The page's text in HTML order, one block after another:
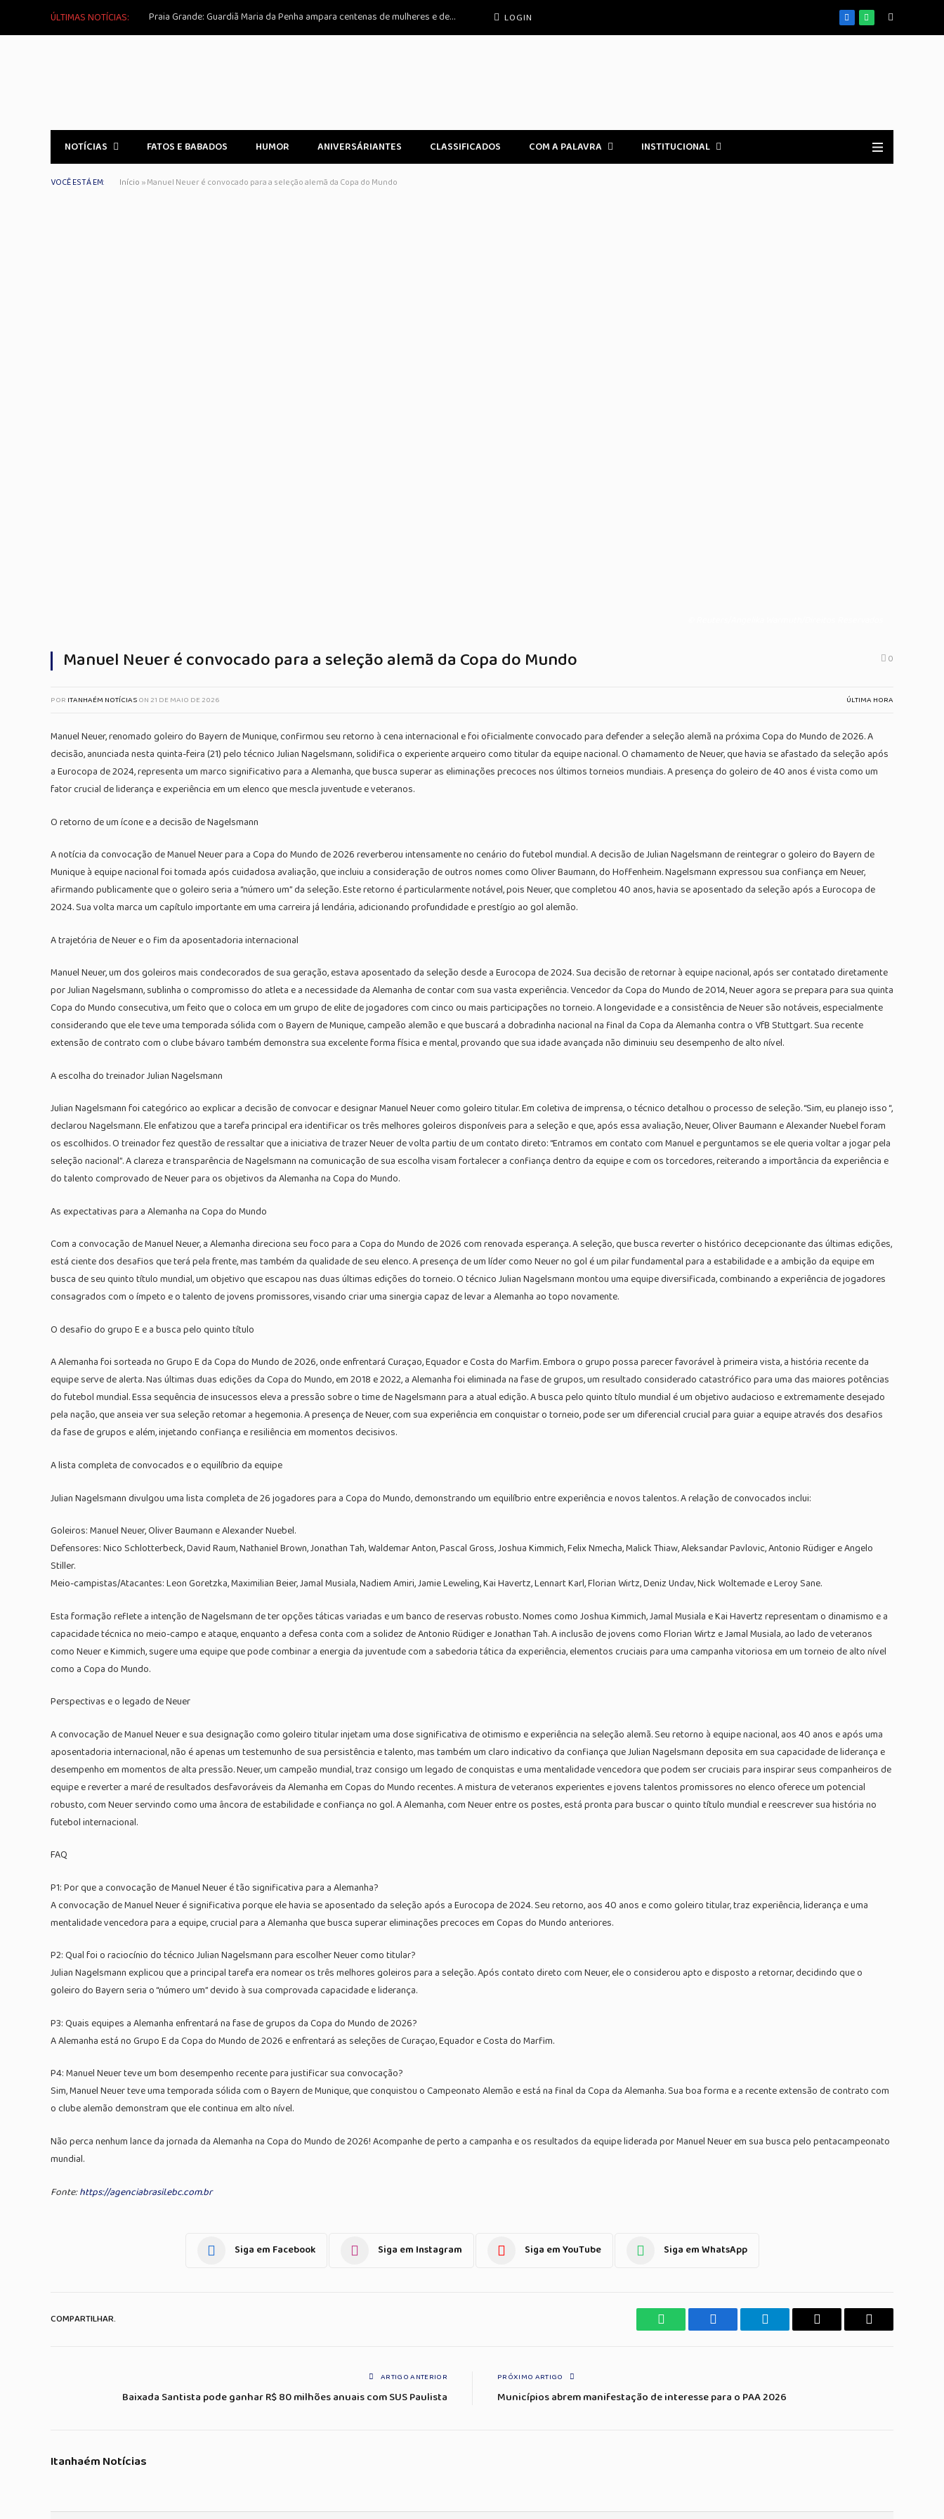
ÚLTIMAS NOTÍCIAS: Praia Grande: Guardiã Maria da Penha ampara centenas de mulheres e detém LOGIN FacebookWhatsApp
NOTÍCIAS FATOS E BABADOS HUMOR ANIVERSÁRIANTES CLASSIFICADOS COM A PALAVRA INSTITUCIONAL
VOCÊ ESTÁ EM: Início »Manuel Neuer é convocado para a seleção alemã da Copa do Mundo
Manuel Neuer é convocado para a seleção alemã da Copa do Mundo 0
POR ITANHAÉM NOTÍCIASON21 DE MAIO DE 2026 ÚLTIMA HORA
Manuel Neuer, renomado goleiro do Bayern de Munique, confirmou seu retorno à cena internacional e foi oficialmente convocado para defender a seleção alemã na próxima Copa do Mundo de 2026. A
decisão, anunciada nesta quinta-feira (21) pelo técnico Julian Nagelsmann, solidifica o experiente arqueiro como titular da equipe nacional. O chamamento de Neuer, que havia se afastado da seleção após
a Eurocopa de 2024, representa um marco significativo para a Alemanha, que busca superar as eliminações precoces nos últimos torneios mundiais. A presença do goleiro de 40 anos é vista como um
fator crucial de liderança e experiência em um elenco que mescla juventude e veteranos.
O retorno de um ícone e a decisão de Nagelsmann
A notícia da convocação de Manuel Neuer para a Copa do Mundo de 2026 reverberou intensamente no cenário do futebol mundial. A decisão de Julian Nagelsmann de reintegrar o goleiro do Bayern de
Munique à equipe nacional foi tomada após cuidadosa avaliação, que incluiu a consideração de outros nomes como Oliver Baumann, do Hoffenheim. Nagelsmann expressou sua confiança em Neuer,
afirmando publicamente que o goleiro seria a “número um” da seleção. Este retorno é particularmente notável, pois Neuer, que completou 40 anos, havia se aposentado da seleção após a Eurocopa de
2024. Sua volta marca um capítulo importante em uma carreira já lendária, adicionando profundidade e prestígio ao gol alemão.
A trajetória de Neuer e o fim da aposentadoria internacional
Manuel Neuer, um dos goleiros mais condecorados de sua geração, estava aposentado da seleção desde a Eurocopa de 2024. Sua decisão de retornar à equipe nacional, após ser contatado diretamente
por Julian Nagelsmann, sublinha o compromisso do atleta e a necessidade da Alemanha de contar com sua vasta experiência. Vencedor da Copa do Mundo de 2014, Neuer agora se prepara para sua quinta
Copa do Mundo consecutiva, um feito que o coloca em um grupo de elite de jogadores com cinco ou mais participações no torneio. A longevidade e a consistência de Neuer são notáveis, especialmente
considerando que ele teve uma temporada sólida com o Bayern de Munique, campeão alemão e que buscará a dobradinha nacional na final da Copa da Alemanha contra o VfB Stuttgart. Sua recente
extensão de contrato com o clube bávaro também demonstra sua excelente forma física e mental, provando que sua idade avançada não diminuiu seu desempenho de alto nível.
A escolha do treinador Julian Nagelsmann
Julian Nagelsmann foi categórico ao explicar a decisão de convocar e designar Manuel Neuer como goleiro titular. Em coletiva de imprensa, o técnico detalhou o processo de seleção. “Sim, eu planejo isso “,
declarou Nagelsmann. Ele enfatizou que a tarefa principal era identificar os três melhores goleiros disponíveis para a seleção e que, após essa avaliação, Neuer, Oliver Baumann e Alexander Nuebel foram
os escolhidos. O treinador fez questão de ressaltar que a iniciativa de trazer Neuer de volta partiu de um contato direto: “Entramos em contato com Manuel e perguntamos se ele queria voltar a jogar pela
seleção nacional”. A clareza e transparência de Nagelsmann na comunicação de sua escolha visam fortalecer a confiança dentro da equipe e com os torcedores, reiterando a importância da experiência e
do talento comprovado de Neuer para os objetivos da Alemanha na Copa do Mundo.
As expectativas para a Alemanha na Copa do Mundo
Com a convocação de Manuel Neuer, a Alemanha direciona seu foco para a Copa do Mundo de 2026 com renovada esperança. A seleção, que busca reverter o histórico decepcionante das últimas edições,
está ciente dos desafios que terá pela frente, mas também da qualidade de seu elenco. A presença de um líder como Neuer no gol é um pilar fundamental para a estabilidade e a ambição da equipe em
busca de seu quinto título mundial, um objetivo que escapou nas duas últimas edições do torneio. O técnico Julian Nagelsmann montou uma equipe diversificada, combinando a experiência de jogadores
consagrados com o ímpeto e o talento de jovens promissores, visando criar uma sinergia capaz de levar a Alemanha ao topo novamente.
O desafio do grupo E e a busca pelo quinto título
A Alemanha foi sorteada no Grupo E da Copa do Mundo de 2026, onde enfrentará Curaçao, Equador e Costa do Marfim. Embora o grupo possa parecer favorável à primeira vista, a história recente da
equipe serve de alerta. Nas últimas duas edições da Copa do Mundo, em 2018 e 2022, a Alemanha foi eliminada na fase de grupos, um resultado considerado catastrófico para uma das maiores potências
do futebol mundial. Essa sequência de insucessos eleva a pressão sobre o time de Nagelsmann para a atual edição. A busca pelo quinto título mundial é um objetivo audacioso e extremamente desejado
pela nação, que anseia ver sua seleção retomar a hegemonia. A presença de Neuer, com sua experiência em conquistar o torneio, pode ser um diferencial crucial para guiar a equipe através dos desafios
da fase de grupos e além, injetando confiança e resiliência em momentos decisivos.
A lista completa de convocados e o equilíbrio da equipe
Julian Nagelsmann divulgou uma lista completa de 26 jogadores para a Copa do Mundo, demonstrando um equilíbrio entre experiência e novos talentos. A relação de convocados inclui:
Goleiros: Manuel Neuer, Oliver Baumann e Alexander Nuebel.
Defensores: Nico Schlotterbeck, David Raum, Nathaniel Brown, Jonathan Tah, Waldemar Anton, Pascal Gross, Joshua Kimmich, Felix Nmecha, Malick Thiaw, Aleksandar Pavlovic, Antonio Rüdiger e Angelo
Stiller.
Meio-campistas/Atacantes: Leon Goretzka, Maximilian Beier, Jamal Musiala, Nadiem Amiri, Jamie Leweling, Kai Havertz, Lennart Karl, Florian Wirtz, Deniz Undav, Nick Woltemade e Leroy Sane.
Esta formação reflete a intenção de Nagelsmann de ter opções táticas variadas e um banco de reservas robusto. Nomes como Joshua Kimmich, Jamal Musiala e Kai Havertz representam o dinamismo e a
capacidade técnica no meio-campo e ataque, enquanto a defesa conta com a solidez de Antonio Rüdiger e Jonathan Tah. A inclusão de jovens como Florian Wirtz e Jamal Musiala, ao lado de veteranos
como Neuer e Kimmich, sugere uma equipe que pode combinar a energia da juventude com a sabedoria tática da experiência, elementos cruciais para uma campanha vitoriosa em um torneio de alto nível
como a Copa do Mundo.
Perspectivas e o legado de Neuer
A convocação de Manuel Neuer e sua designação como goleiro titular injetam uma dose significativa de otimismo e experiência na seleção alemã. Seu retorno à equipe nacional, aos 40 anos e após uma
aposentadoria internacional, não é apenas um testemunho de sua persistência e talento, mas também um claro indicativo da confiança que Julian Nagelsmann deposita em sua capacidade de liderança e
desempenho em momentos de alta pressão. Neuer, um campeão mundial, traz consigo um legado de conquistas e uma mentalidade vencedora que podem ser cruciais para inspirar seus companheiros de
equipe e reverter a maré de resultados desfavoráveis da Alemanha em Copas do Mundo recentes. A mistura de veteranos experientes e jovens talentos promissores no elenco oferece um potencial
robusto, com Neuer servindo como uma âncora de estabilidade e confiança no gol. A Alemanha, com Neuer entre os postes, está pronta para buscar o quinto título mundial e reescrever sua história no
futebol internacional.
FAQ
P1: Por que a convocação de Manuel Neuer é tão significativa para a Alemanha?
A convocação de Manuel Neuer é significativa porque ele havia se aposentado da seleção após a Eurocopa de 2024. Seu retorno, aos 40 anos e como goleiro titular, traz experiência, liderança e uma
mentalidade vencedora para a equipe, crucial para a Alemanha que busca superar eliminações precoces em Copas do Mundo anteriores.
P2: Qual foi o raciocínio do técnico Julian Nagelsmann para escolher Neuer como titular?
Julian Nagelsmann explicou que a principal tarefa era nomear os três melhores goleiros para a seleção. Após contato direto com Neuer, ele o considerou apto e disposto a retornar, decidindo que o
goleiro do Bayern seria o “número um” devido à sua comprovada capacidade e liderança.
P3: Quais equipes a Alemanha enfrentará na fase de grupos da Copa do Mundo de 2026?
A Alemanha está no Grupo E da Copa do Mundo de 2026 e enfrentará as seleções de Curaçao, Equador e Costa do Marfim.
P4: Manuel Neuer teve um bom desempenho recente para justificar sua convocação?
Sim, Manuel Neuer teve uma temporada sólida com o Bayern de Munique, que conquistou o Campeonato Alemão e está na final da Copa da Alemanha. Sua boa forma e a recente extensão de contrato com
o clube alemão demonstram que ele continua em alto nível.
Não perca nenhum lance da jornada da Alemanha na Copa do Mundo de 2026! Acompanhe de perto a campanha e os resultados da equipe liderada por Manuel Neuer em sua busca pelo pentacampeonato
mundial.
Fonte:https://agenciabrasil.ebc.com.br
Siga em Facebook Siga em Instagram Siga em YouTube Siga em WhatsApp
COMPARTILHAR.
WhatsAppFacebook TelegramaCopiar
E-
ARTIGO ANTERIOR
Baixada Santista pode ganhar R$ 80 milhões anuais com SUS Paulista
PRÓXIMO ARTIGO
Municípios abrem manifestação de interesse para o PAA 2026
Itanhaém Notícias